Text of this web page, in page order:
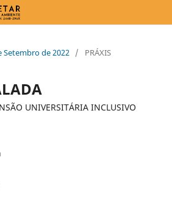
Setembro de 2022 / PRÁXIS
UNIVERSITÁRIA INCLUSIVO